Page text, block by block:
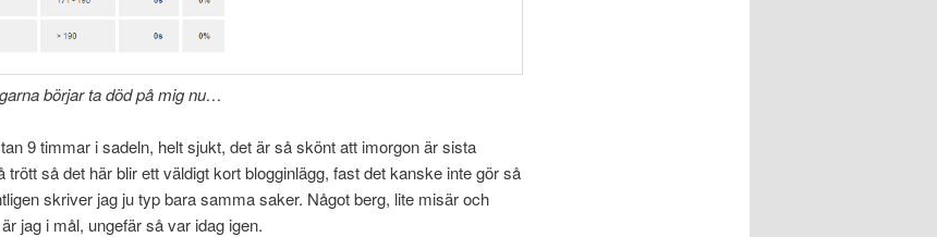
börjar ta död på mig nu…
9 timmar i sadeln, helt sjukt, det är så skönt att imorgon är sista
trött så det här blir ett väldigt kort blogginlägg, fast det kanske inte gör så
skriver jag ju typ bara samma saker. Något berg, lite misär och
jag i mål, ungefär så var idag igen.